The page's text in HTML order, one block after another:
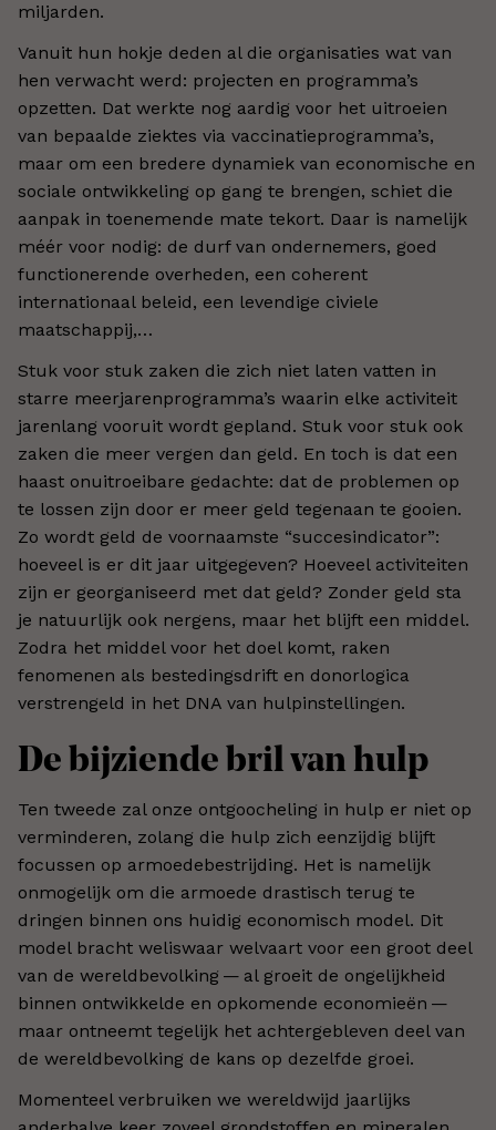
miljarden.
Vanuit hun hokje deden al die organisaties wat van
hen verwacht werd: projecten en programma’s
opzetten. Dat werkte nog aardig voor het uitroeien
van bepaalde ziektes via vaccinatieprogramma’s,
maar om een bredere dynamiek van economische en
sociale ontwikkeling op gang te brengen, schiet die
aanpak in toenemende mate tekort. Daar is namelijk
méér voor nodig: de durf van ondernemers, goed
functionerende overheden, een coherent
internationaal beleid, een levendige civiele
maatschappij,…
Stuk voor stuk zaken die zich niet laten vatten in
starre meerjarenprogramma’s waarin elke activiteit
jarenlang vooruit wordt gepland. Stuk voor stuk ook
zaken die meer vergen dan geld. En toch is dat een
haast onuitroeibare gedachte: dat de problemen op
te lossen zijn door er meer geld tegenaan te gooien.
Zo wordt geld de voornaamste “succesindicator”:
hoeveel is er dit jaar uitgegeven? Hoeveel activiteiten
zijn er georganiseerd met dat geld? Zonder geld sta
je natuurlijk ook nergens, maar het blijft een middel.
Zodra het middel voor het doel komt, raken
fenomenen als bestedingsdrift en donorlogica
verstrengeld in het DNA van hulpinstellingen.
De bijziende bril van hulp
Ten tweede zal onze ontgoocheling in hulp er niet op
verminderen, zolang die hulp zich eenzijdig blijft
focussen op armoedebestrijding. Het is namelijk
onmogelijk om die armoede drastisch terug te
dringen binnen ons huidig economisch model. Dit
model bracht weliswaar welvaart voor een groot deel
van de wereldbevolking — al groeit de ongelijkheid
binnen ontwikkelde en opkomende economieën —
maar ontneemt tegelijk het achtergebleven deel van
de wereldbevolking de kans op dezelfde groei.
Momenteel verbruiken we wereldwijd jaarlijks